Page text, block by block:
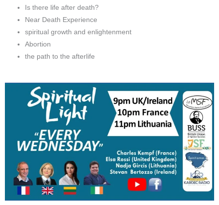
Is there life after death?
Near Death Experience
spiritual growth and enlightenment
Abortion
the path to the afterlife